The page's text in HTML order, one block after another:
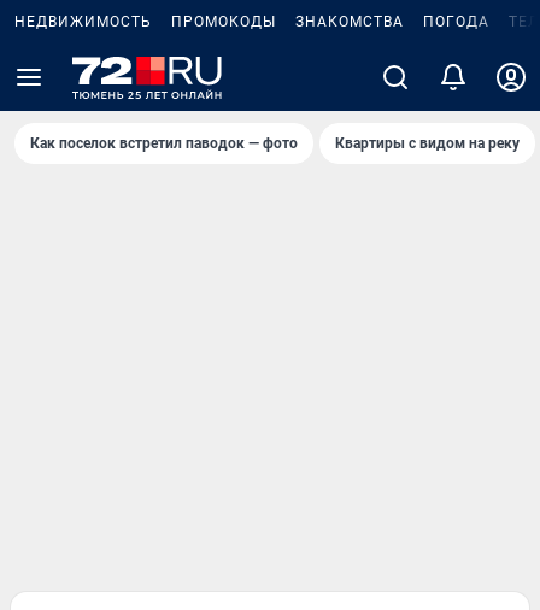
НЕДВИЖИМОСТЬ ПРОМОКОДЫ ЗНАКОМСТВА ПОГОДА
Как поселок встретил паводок — фото Квартиры с видом на реку